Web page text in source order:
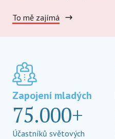
To mě zajímá
Zapojení mladých
75.000+
Účastníků světových